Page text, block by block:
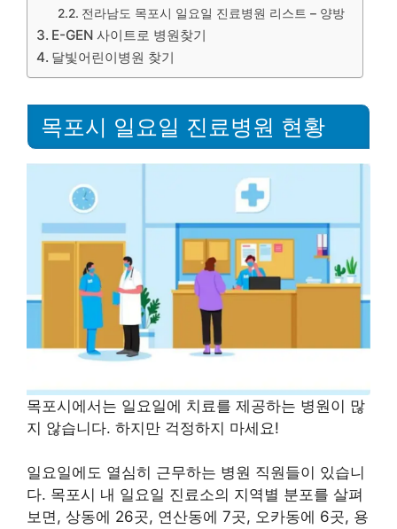
전라남도 목포시 일요일 진료병원 리스트 – 양방
E-GEN 사이트로 병원찾기
달빛어린이병원 찾기
목포시 일요일 진료병원 현황
목포시에서는 일요일에 치료를 제공하는 병원이 많
지 않습니다. 하지만 걱정하지 마세요!
일요일에도 열심히 근무하는 병원 직원들이 있습니
다. 목포시 내 일요일 진료소의 지역별 분포를 살펴
보면, 상동에 26곳, 연산동에 7곳, 오카동에 6곳, 용